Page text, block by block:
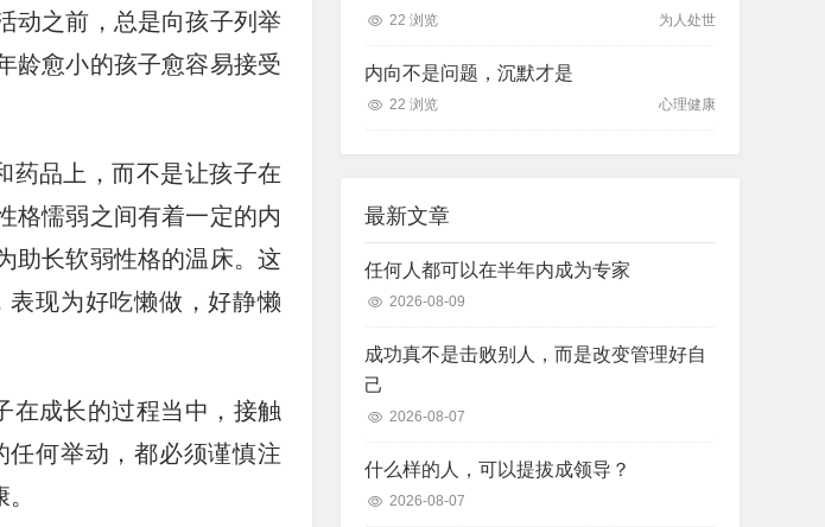
动之前，总是向孩子列举
龄愈小的孩子愈容易接受
品上，而不是让孩子在
格懦弱之间有着一定的内
助长软弱性格的温床。这
现为好吃懒做，好静懒
成长的过程当中，接触
何举动，都必须谨慎注
22 浏览 为人处世
内向不是问题，沉默才是
22 浏览 心理健康
最新文章
任何人都可以在半年内成为专家
2026-08-09
成功真不是击败别人，而是改变管理好自
己
2026-08-07
什么样的人，可以提拔成领导？
2026-08-07